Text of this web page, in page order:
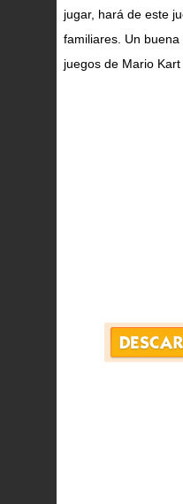
jugar, hará de este
familiares. Un
juegos de Mario